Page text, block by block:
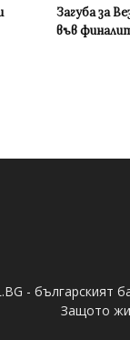
Загуба за
във
- българският
Защото